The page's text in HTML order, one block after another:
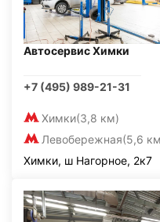
Автосервис Химки
+7 (495) 989-21-31
Химки(3,8 км)
Левобережная(5,6
Химки, ш Нагорное, 2к7